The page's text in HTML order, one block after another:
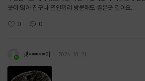
곳이 많아 친구나 연인끼리 방문해도 좋은곳 같아요.
0 0
냇*****이 2024. 10. 21.